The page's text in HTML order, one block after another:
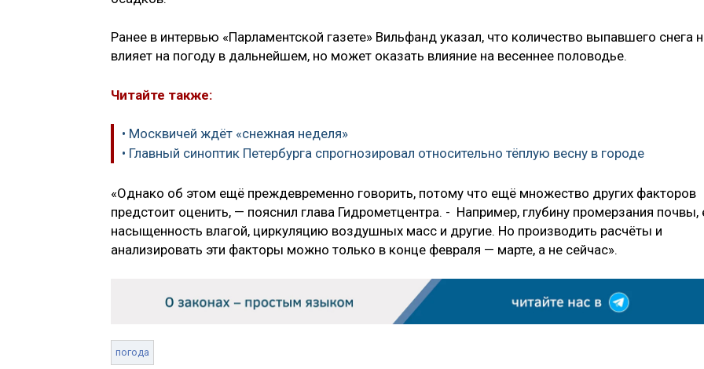
Ранее в интервью «Парламентской газете» Вильфанд указал, что количество выпавшего снега
влияет на погоду в дальнейшем, но может оказать влияние на весеннее половодье.
Читайте также:
• Москвичей ждёт «снежная неделя»
• Главный синоптик Петербурга спрогнозировал относительно тёплую весну в городе
«Однако об этом ещё преждевременно говорить, потому что ещё множество других факторов
предстоит оценить, — пояснил глава Гидрометцентра. - Например, глубину промерзания почвы,
насыщенность влагой, циркуляцию воздушных масс и другие. Но производить расчёты и
анализировать эти факторы можно только в конце февраля — марте, а не сейчас».
погода